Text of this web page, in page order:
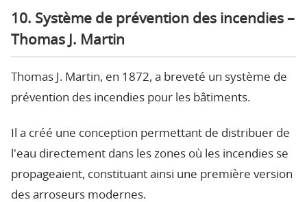
10. Système de prévention des incendies –
Thomas J. Martin
Thomas J. Martin, en 1872, a breveté un système de
prévention des incendies pour les bâtiments.
Il a créé une conception permettant de distribuer de
l'eau directement dans les zones où les incendies se
propageaient, constituant ainsi une première version
des arroseurs modernes.